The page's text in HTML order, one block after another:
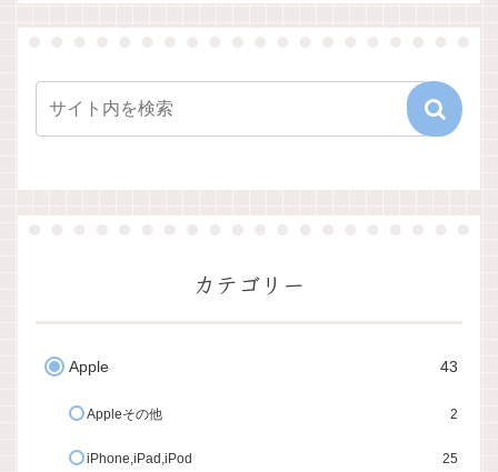
カテゴリー
Apple 43
Appleその他 2
iPhone,iPad,iPod 25